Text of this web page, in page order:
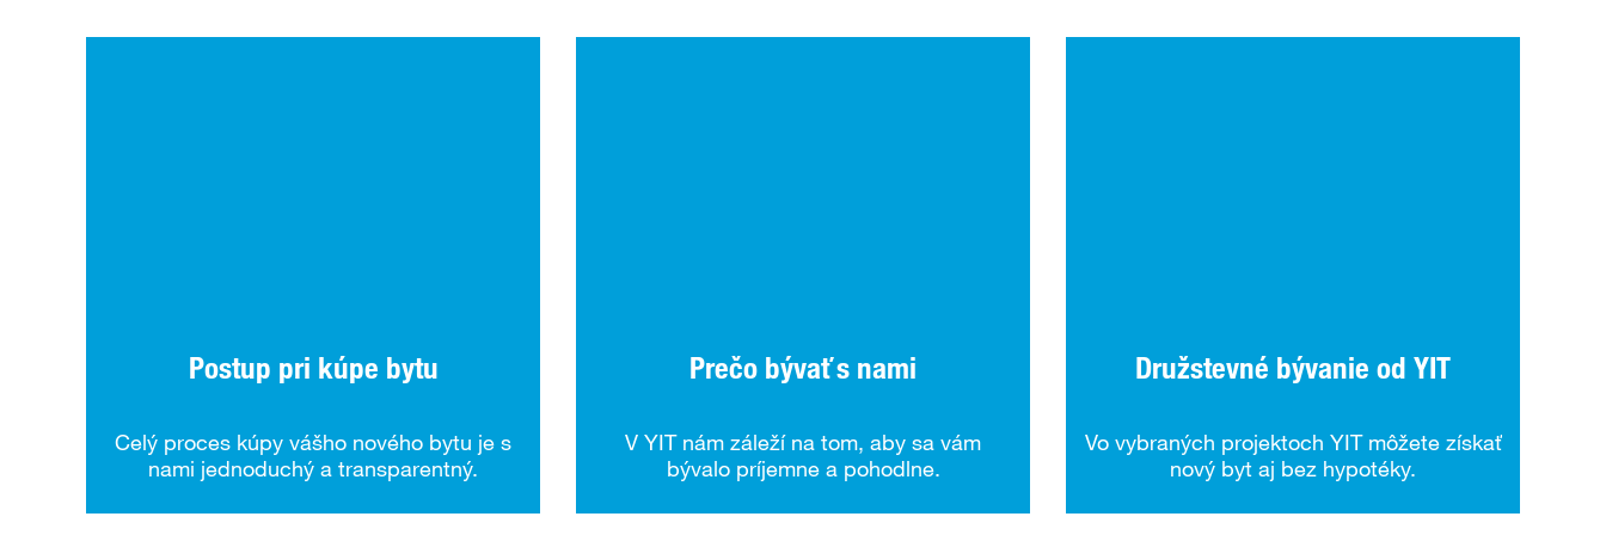
Postup pri kúpe bytu
Celý proces kúpy vášho nového bytu je s
nami jednoduchý a transparentný.
Prečo bývať s nami
V YIT nám záleží na tom, aby sa vám
bývalo príjemne a pohodlne.
Družstevné bývanie od YIT
Vo vybraných projektoch YIT môžete získať
nový byt aj bez hypotéky.